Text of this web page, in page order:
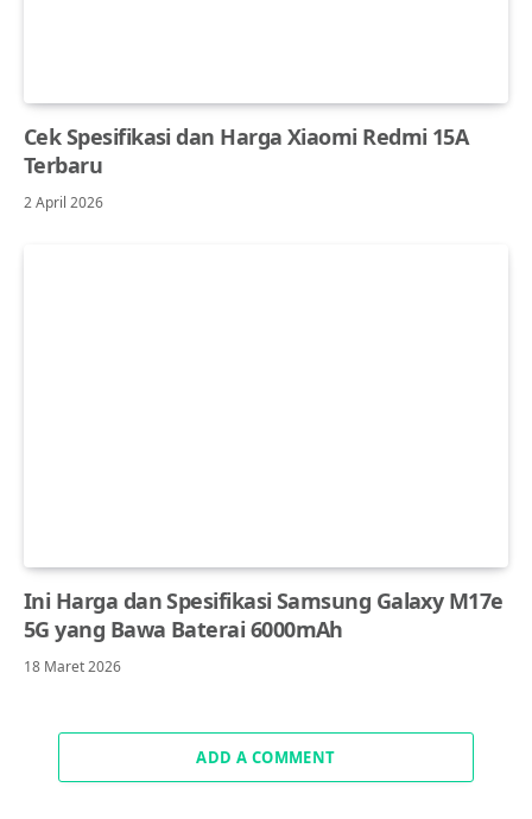
Cek Spesifikasi dan Harga Xiaomi Redmi 15A
Terbaru
2 April 2026
Ini Harga dan Spesifikasi Samsung Galaxy M17e
5G yang Bawa Baterai 6000mAh
18 Maret 2026
ADD A COMMENT